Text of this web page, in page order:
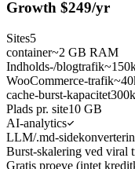
Growth $249/yr
Sites5
container~2 GB RAM
Indholds-/blogtrafik
WooCommerce-trafik
cache-burst-kapacitet
Plads pr. site10 GB
AI-analytics
LLM/.md-
Burst-skalering ved viral
Gratis proeve (intet